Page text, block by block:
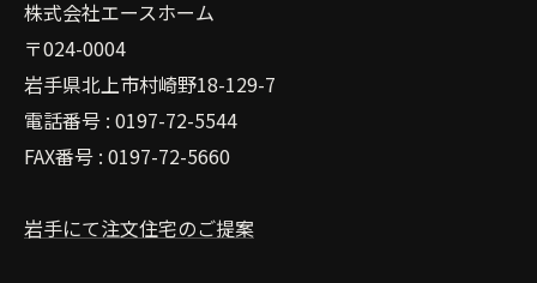
株式会社エースホーム
〒024-0004
岩手県北上市村崎野18-129-7
電話番号 : 0197-72-5544
FAX番号 : 0197-72-5660
岩手にて注文住宅のご提案